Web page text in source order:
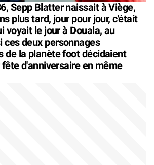
Sepp Blatter naissait à Viège,
plus tard, jour pour jour, c'était
voyait le jour à Douala, au
ces deux personnages
de la planète foot décidaient
d'anniversaire en même